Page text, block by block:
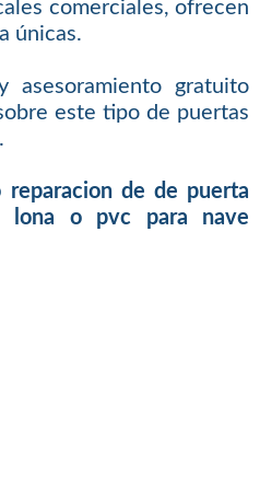
comerciales, ofrecen
únicas.
asesoramiento gratuito
este tipo de puertas
de de puerta
lona o pvc para nave